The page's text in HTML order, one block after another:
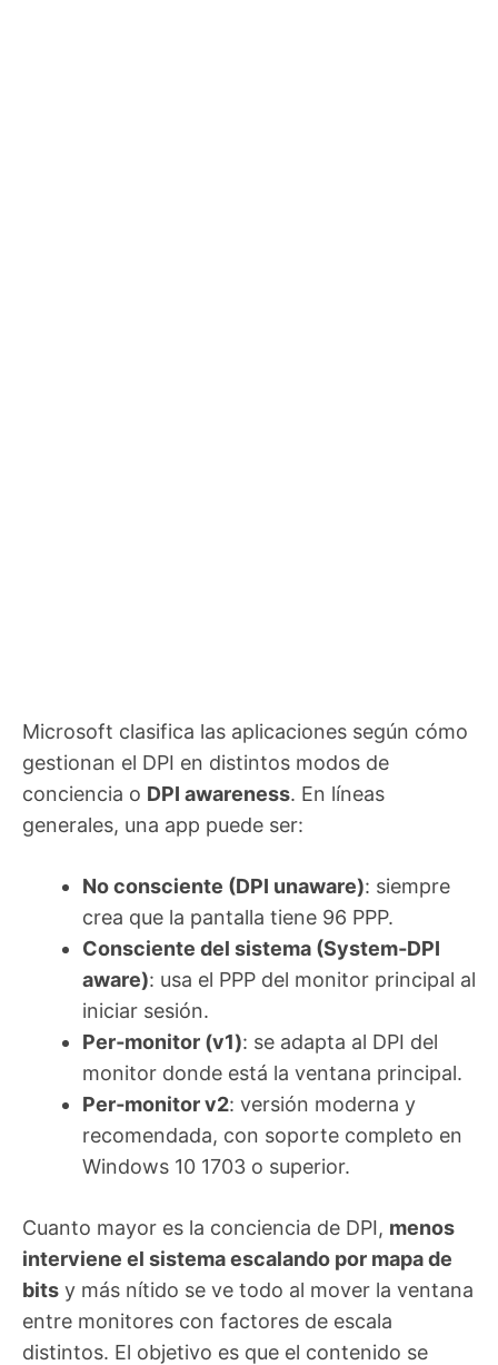
Microsoft clasifica las aplicaciones según cómo
gestionan el DPI en distintos modos de
conciencia o DPI awareness. En líneas
generales, una app puede ser:
No consciente (DPI unaware): siempre
crea que la pantalla tiene 96 PPP.
Consciente del sistema (System‑DPI
aware): usa el PPP del monitor principal al
iniciar sesión.
Per‑monitor (v1): se adapta al DPI del
monitor donde está la ventana principal.
Per‑monitor v2: versión moderna y
recomendada, con soporte completo en
Windows 10 1703 o superior.
Cuanto mayor es la conciencia de DPI, menos
interviene el sistema escalando por mapa de
bits y más nítido se ve todo al mover la ventana
entre monitores con factores de escala
distintos. El objetivo es que el contenido se